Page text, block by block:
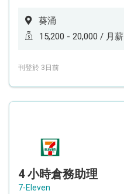
葵涌
15,200 - 20,000 / 月薪
刊登於 3日前
4 小時倉務助理
7-Eleven